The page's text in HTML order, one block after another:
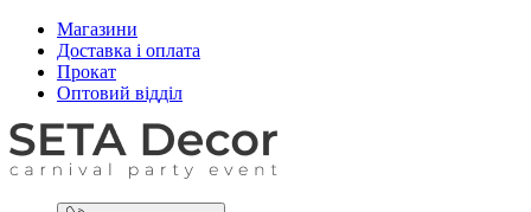
Магазини
Доставка і оплата
Прокат
Оптовий відділ